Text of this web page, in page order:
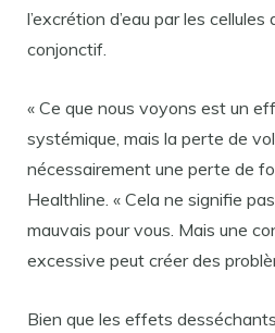
l’excrétion d’eau par les
conjonctif.
« Ce que nous voyons est un
systémique, mais la perte de
nécessairement une perte de
Healthline. « Cela ne signifie
mauvais pour vous. Mais une
excessive peut créer des
Bien que les effets